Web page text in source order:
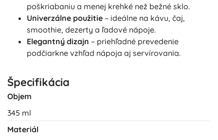
poškriabaniu a menej krehké než bežné sklo.
Univerzálne použitie – ideálne na kávu, čaj,
smoothie, dezerty a ľadové nápoje.
Elegantný dizajn – priehľadné prevedenie
podčiarkne vzhľad nápoja aj servírovania.
Špecifikácia
Objem
345 ml
Materiál